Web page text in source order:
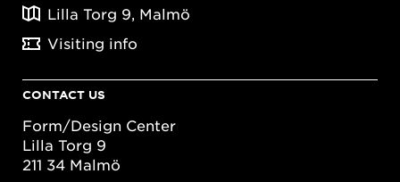
Lilla Torg 9, Malmö
Visiting info
CONTACT US
Form/Design Center
Lilla Torg 9
211 34 Malmö